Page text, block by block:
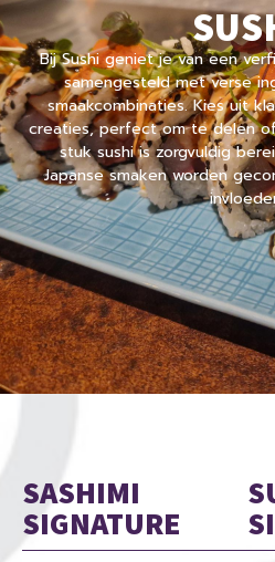
Bij Sushi geniet je van een
samengesteld met verse
smaakcombinaties. Kies uit
creaties, perfect om te delen
stuk sushi is zorgvuldig
Japanse smaken worden
SASHIMI
SIGNATURE